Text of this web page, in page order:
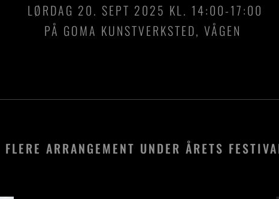
LØRDAG 20. SEPT 2025 KL. 14:00-17:00
PÅ GOMA KUNSTVERKSTED, VÅGEN
FLERE ARRANGEMENT UNDER ÅRETS